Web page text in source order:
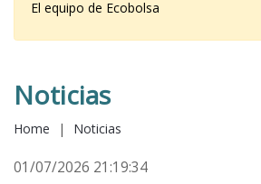
El equipo de Ecobolsa
Noticias
Home | Noticias
01/07/2026 21:19:34